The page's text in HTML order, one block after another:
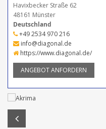
Havixbecker Straße 62
48161 Münster
Deutschland
+49 2534 970 216
info@diagonal.de
https://www.diagonal.de/
ANGEBOT ANFORDERN